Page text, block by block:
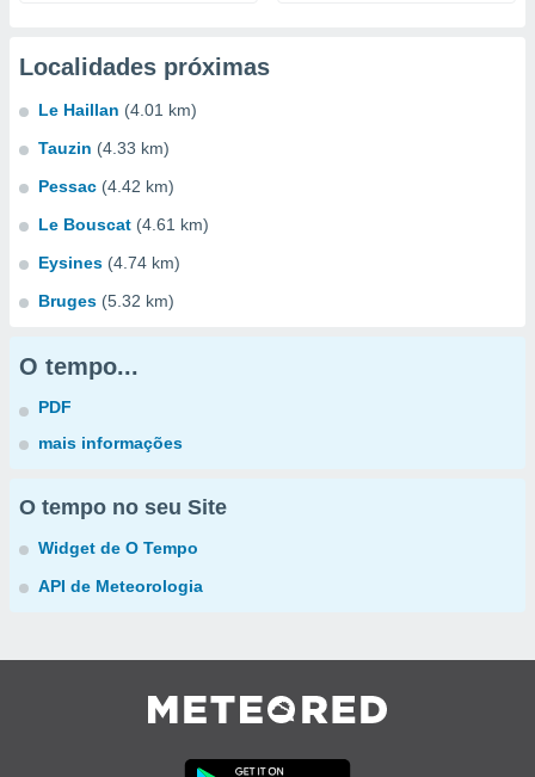
Localidades próximas
Le Haillan (4.01 km)
Tauzin (4.33 km)
Pessac (4.42 km)
Le Bouscat (4.61 km)
Eysines (4.74 km)
Bruges (5.32 km)
O tempo...
PDF
mais informações
O tempo no seu Site
Widget de O Tempo
API de Meteorologia